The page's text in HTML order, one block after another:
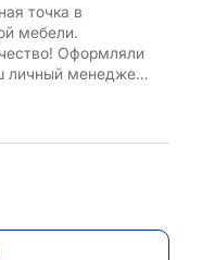
точка в
мебели.
Оформляли
личный менеджер
площади